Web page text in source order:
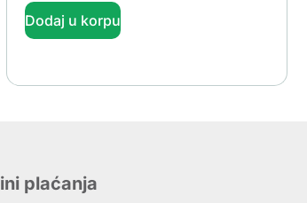
Dodaj u korpu
plaćanja